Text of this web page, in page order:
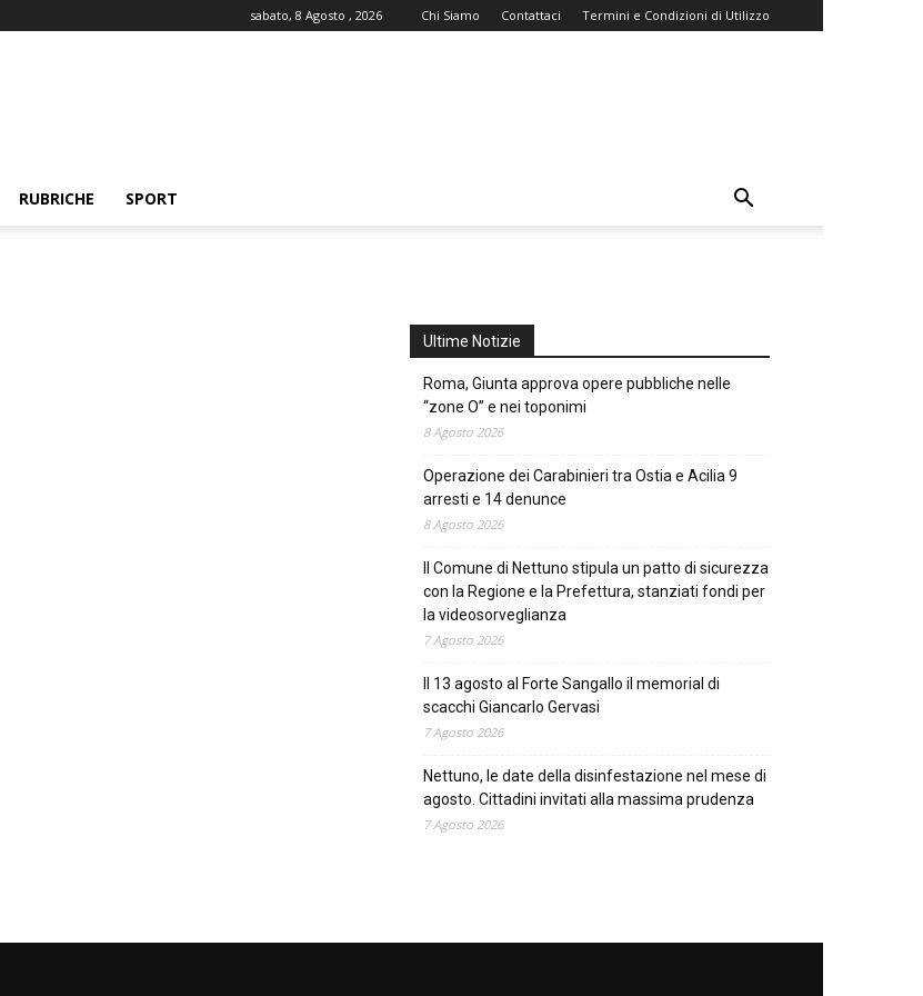
sabato, 8 Agosto , 2026 Chi Siamo Contattaci Termini e Condizioni di Utilizzo
RUBRICHE SPORT
Ultime Notizie
Roma, Giunta approva opere pubbliche nelle
“zone O” e nei toponimi
8 Agosto 2026
Operazione dei Carabinieri tra Ostia e Acilia 9
arresti e 14 denunce
8 Agosto 2026
Il Comune di Nettuno stipula un patto di sicurezza
con la Regione e la Prefettura, stanziati fondi per
la videosorveglianza
7 Agosto 2026
Il 13 agosto al Forte Sangallo il memorial di
scacchi Giancarlo Gervasi
7 Agosto 2026
Nettuno, le date della disinfestazione nel mese di
agosto. Cittadini invitati alla massima prudenza
7 Agosto 2026